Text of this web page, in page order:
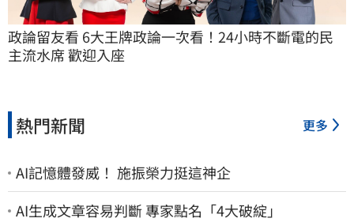
政論留友看 6大王牌政論一次看！24小時不斷電的民
主流水席 歡迎入座
熱門新聞 更多
AI記憶體發威！ 施振榮力挺這神企
AI生成文章容易判斷 專家點名「4大破綻」